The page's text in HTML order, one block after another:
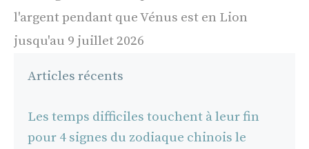
l'argent pendant que Vénus est en Lion
jusqu'au 9 juillet 2026
Articles récents
Les temps difficiles touchent à leur fin
pour 4 signes du zodiaque chinois le